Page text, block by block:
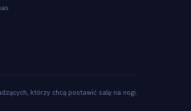
którzy chcą postawić salę na nogi.